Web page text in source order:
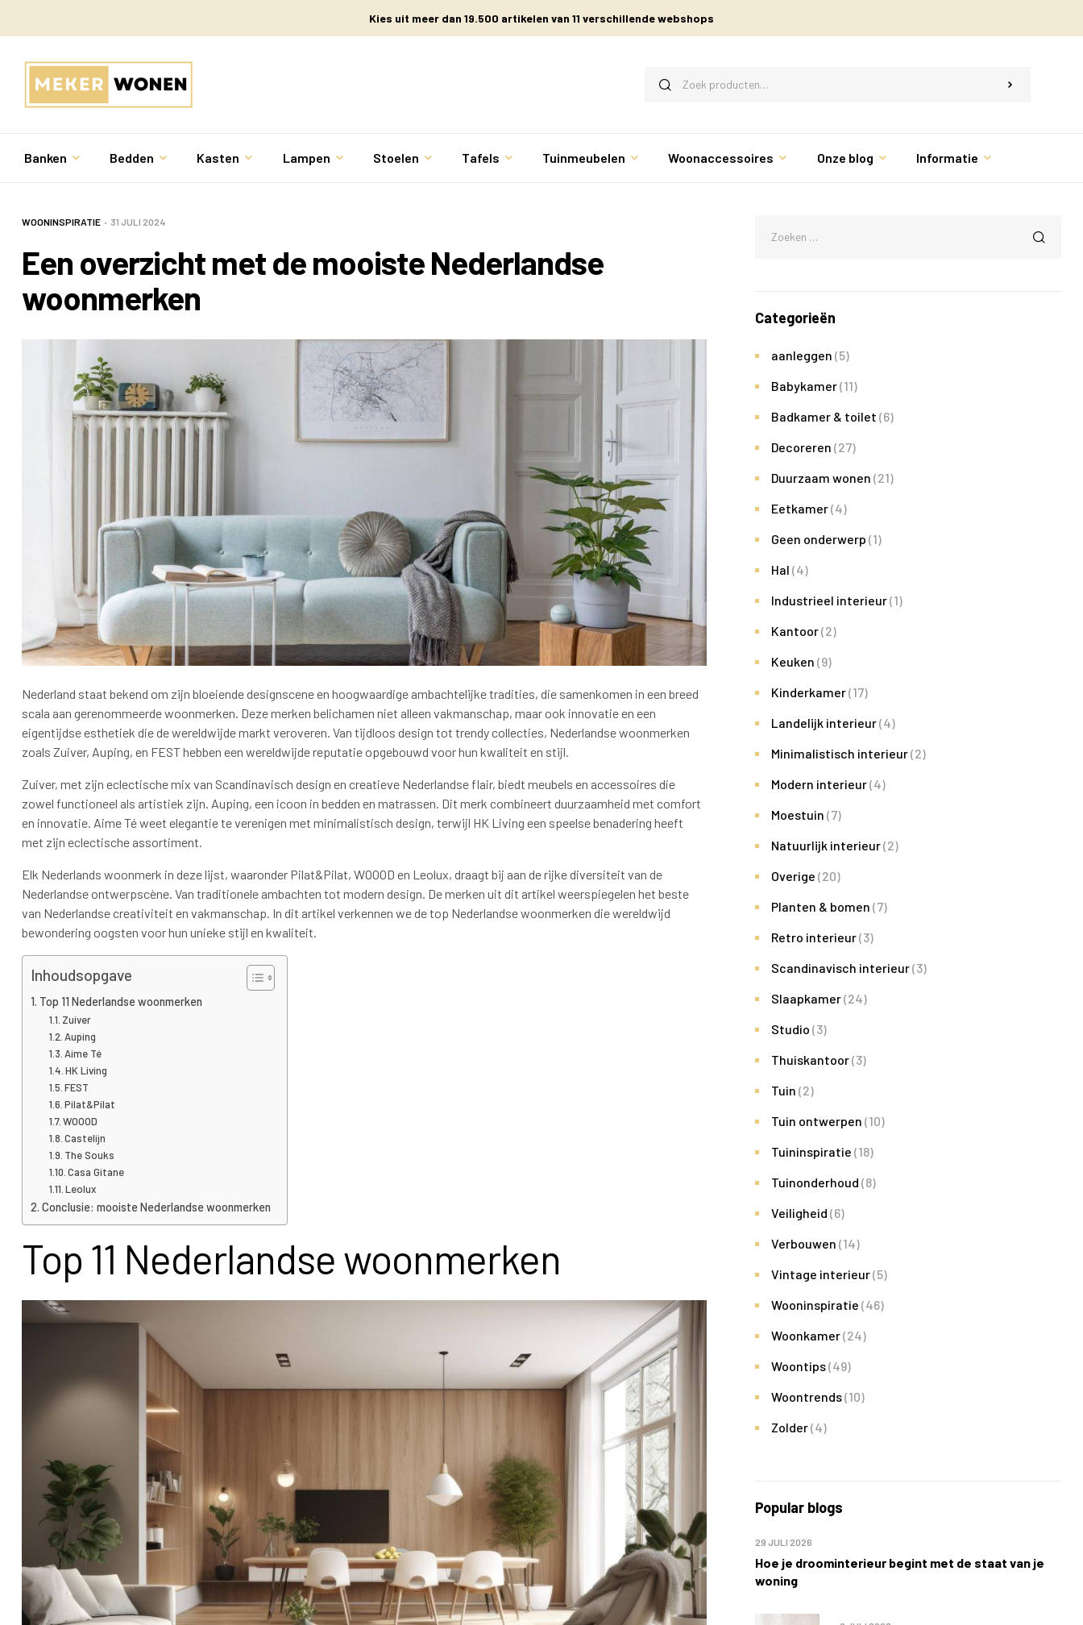
Kies uit meer dan 19.500 artikelen van 11 verschillende webshops
Banken Bedden Kasten Lampen Stoelen Tafels Tuinmeubelen Woonaccessoires Onze blog Informatie
WOONINSPIRATIE 31 JULI 2024
Een overzicht met de mooiste Nederlandse
woonmerken
Nederland staat bekend om zijn bloeiende designscene en hoogwaardige ambachtelijke tradities, die samenkomen in een breed
scala aan gerenommeerde woonmerken. Deze merken belichamen niet alleen vakmanschap, maar ook innovatie en een
eigentijdse esthetiek die de wereldwijde markt veroveren. Van tijdloos design tot trendy collecties, Nederlandse woonmerken
zoals Zuiver, Auping, en FEST hebben een wereldwijde reputatie opgebouwd voor hun kwaliteit en stijl.
Zuiver, met zijn eclectische mix van Scandinavisch design en creatieve Nederlandse flair, biedt meubels en accessoires die
zowel functioneel als artistiek zijn. Auping, een icoon in bedden en matrassen. Dit merk combineert duurzaamheid met comfort
en innovatie. Aime Té weet elegantie te verenigen met minimalistisch design, terwijl HK Living een speelse benadering heeft
met zijn eclectische assortiment.
Elk Nederlands woonmerk in deze lijst, waaronder Pilat&Pilat, WOOOD en Leolux, draagt bij aan de rijke diversiteit van de
Nederlandse ontwerpscène. Van traditionele ambachten tot modern design. De merken uit dit artikel weerspiegelen het beste
van Nederlandse creativiteit en vakmanschap. In dit artikel verkennen we de top Nederlandse woonmerken die wereldwijd
bewondering oogsten voor hun unieke stijl en kwaliteit.
Inhoudsopgave
Top 11 Nederlandse woonmerken
Zuiver
Auping
Aime Té
HK Living
FEST
Pilat&Pilat
WOOOD
Castelijn
The Souks
Casa Gitane
Leolux
Conclusie: mooiste Nederlandse woonmerken
Top 11 Nederlandse woonmerken
Categorieën
aanleggen (5)
Babykamer(11)
Badkamer & toilet (6)
Decoreren (27)
Duurzaam wonen (21)
Eetkamer(4)
Geen onderwerp (1)
Hal (4)
Industrieel interieur(1)
Kantoor(2)
Keuken (9)
Kinderkamer(17)
Landelijk interieur(4)
Minimalistisch interieur(2)
Modern interieur(4)
Moestuin (7)
Natuurlijk interieur(2)
Overige (20)
Planten & bomen (7)
Retro interieur(3)
Scandinavisch interieur(3)
Slaapkamer(24)
Studio (3)
Thuiskantoor(3)
Tuin (2)
Tuin ontwerpen (10)
Tuininspiratie (18)
Tuinonderhoud (8)
Veiligheid (6)
Verbouwen (14)
Vintage interieur(5)
Wooninspiratie (46)
Woonkamer(24)
Woontips(49)
Woontrends(10)
Zolder(4)
Popular blogs
Hoe je droominterieur begint met de staat van je
woning
29 JULI 2026